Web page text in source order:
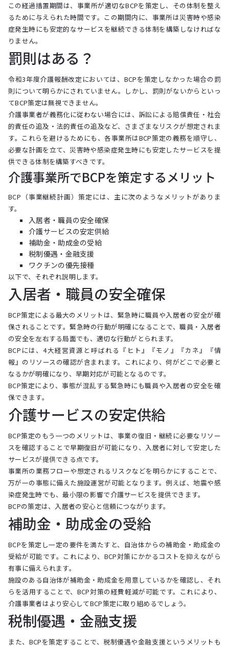
この経過措置期間は、事業所が適切なBCPを策定し、その体制を整え
るために与えられた時間です。この期間内に、事業所は災害時や感染
症発生時にも安定的なサービスを継続できる体制を構築しなければな
りません。
罰則はある？
令和3年度介護報酬改定においては、BCPを策定しなかった場合の罰
則について明らかにされていません。しかし、罰則がないからといっ
てBCP策定は無視できません。
介護事業者が義務化に従わない場合には、訴訟による賠償責任・社会
的責任の追及・法的責任の追及など、さまざまなリスクが想定されま
す。これらを避けるためにも、各事業所はBCP策定の義務を順守し、
必要な計画を立て、災害時や感染症発生時にも安定したサービスを提
供できる体制を構築すべきです。
介護事業所でBCPを策定するメリット
BCP（事業継続計画）策定には、主に次のようなメリットがありま
す。
入居者・職員の安全確保
介護サービスの安定供給
補助金・助成金の受給
税制優遇・金融支援
ワクチンの優先接種
以下で、それぞれ説明します。
入居者・職員の安全確保
BCP策定による最大のメリットは、緊急時に職員や入居者の安全が確
保されることです。緊急時の行動が明確になることで、職員・入居者
の安全を左右する局面でも、適切な行動がとられます。
BCPには、4大経営資源と呼ばれる『ヒト』『モノ』『カネ』『情
報』のリソースの確認が含まれます。これにより、何がどこで必要と
なるかが明確になり、早期対応が可能となるのです。
BCP策定により、事態が混乱する緊急時にも職員や入居者の安全を確
保できます。
介護サービスの安定供給
BCP策定のもう一つのメリットは、事業の復旧・継続に必要なリソー
スを確認することで早期復旧が可能になり、入居者に対して安定した
サービスが提供できる点です。
事業所の業務フローや想定されるリスクなどを明らかにすることで、
万が一の事態に備えた施設運営が可能となります。例えば、地震や感
染症発生時でも、最小限の影響で介護サービスを提供できます。
BCPの策定は、入居者の安心と信頼につながります。
補助金・助成金の受給
BCPを策定し一定の要件を満たすと、自治体からの補助金・助成金の
受給が可能です。これにより、BCP対策にかかるコストを抑えながら
有事に備えられます。
施設のある自治体が補助金・助成金を用意しているかを確認し、それ
らを活用することで、BCP対策の経費軽減が可能です。これにより、
介護事業者はより安心してBCP策定に取り組めるでしょう。
税制優遇・金融支援
また、BCPを策定することで、税制優遇や金融支援というメリットも